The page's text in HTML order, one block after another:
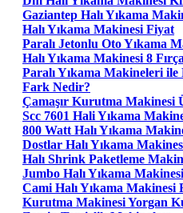
Gaziantep Halı Yıkama
Halı Yıkama Makinesi Fiyat
Paralı Jetonlu Oto Yıkama
Halı Yıkama Makinesi 8
Paralı Yıkama Makineleri ile
Fark Nedir?
Çamaşır Kurutma Makinesi
Scc 7601 Hali Yıkama
800 Watt Halı Yıkama
Dostlar Halı Yıkama
Halı Shrink Paketleme
Jumbo Halı Yıkama Makinesi
Cami Halı Yıkama Makinesi
Kurutma Makinesi Yorgan